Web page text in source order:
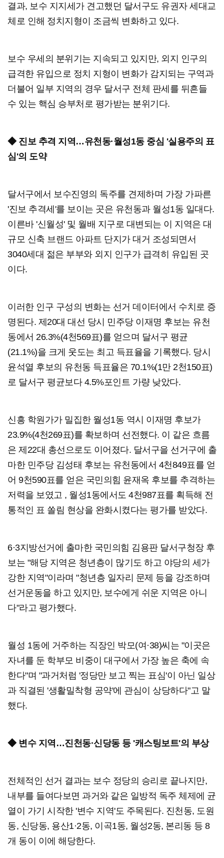
결과, 보수 지지세가 견고했던 달서구도 유권자 세대교
체로 인해 정치지형이 조금씩 변화하고 있다.
보수 우세의 분위기는 지속되고 있지만, 외지 인구의
급격한 유입으로 정치 지형이 변화가 감지되는 구역과
더불어 일부 지역의 경우 달서구 전체 판세를 뒤흔들
수 있는 핵심 승부처로 평가받는 분위기다.
◆ 진보 추격 지역…유천동·월성1동 중심 '실용주의 표
심'의 도약
달서구에서 보수진영의 독주를 견제하며 가장 가파른
'진보 추격세'를 보이는 곳은 유천동과 월성1동 일대다.
이른바 '신월성' 및 월배 지구로 대변되는 이 지역은 대
규모 신축 브랜드 아파트 단지가 대거 조성되면서
3040세대 젊은 부부와 외지 인구가 급격히 유입된 곳
이다.
이러한 인구 구성의 변화는 선거 데이터에서 수치로 증
명된다. 제20대 대선 당시 민주당 이재명 후보는 유천
동에서 26.3%(4천569표)를 얻으며 달서구 평균
(21.1%)을 크게 웃도는 최고 득표율을 기록했다. 당시
윤석열 후보의 유천동 득표율은 70.1%(1만 2천150표)
로 달서구 평균보다 4.5%포인트 가량 낮았다.
신흥 학원가가 밀집한 월성1동 역시 이재명 후보가
23.9%(4천269표)를 확보하며 선전했다. 이 같은 흐름
은 제22대 총선으로도 이어졌다. 달서구을 선거구에 출
마한 민주당 김성태 후보는 유천동에서 4천849표를 얻
어 9천590표를 얻은 국민의힘 윤재옥 후보를 추격하는
저력을 보였고 , 월성1동에서도 4천987표를 획득해 전
통적인 표 쏠림 현상을 완화시켰다는 평가를 받았다.
6·3지방선거에 출마한 국민의힘 김용판 달서구청장 후
보는 "해당 지역은 청년층이 많기도 하고 야당의 세가
강한 지역"이라며 "청년층 일자리 문제 등을 강조하며
선거운동을 하고 있지만, 보수에게 쉬운 지역은 아니
다"라고 평가했다.
월성 1동에 거주하는 직장인 박모(여·38)씨는 "이곳은
자녀를 둔 학부모 비중이 대구에서 가장 높은 축에 속
한다"며 "과거처럼 '정당만 보고 찍는 표심'이 아닌 일상
과 직결된 '생활밀착형 공약'에 관심이 상당하다"고 말
했다.
◆ 변수 지역…진천동·신당동 등 '캐스팅보트'의 부상
전체적인 선거 결과는 보수 정당의 승리로 끝나지만,
내부를 들여다보면 과거와 같은 일방적 독주 체제에 균
열이 가기 시작한 '변수 지역'도 주목된다. 진천동, 도원
동, 신당동, 용산1·2동, 이곡1동, 월성2동, 본리동 등 8
개 동이 이에 해당한다.